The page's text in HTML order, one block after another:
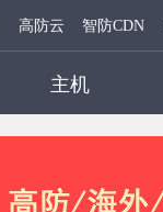
高防云 智防CDN
主机